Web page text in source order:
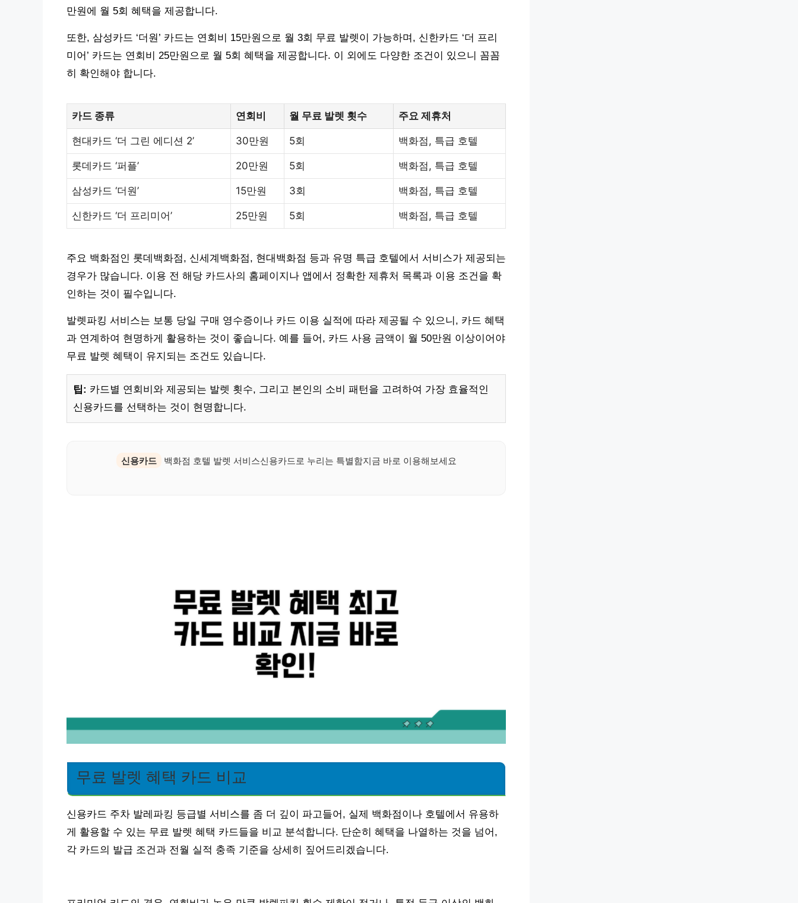
만원에 월 5회 혜택을 제공합니다.
또한, 삼성카드 ‘더원’ 카드는 연회비 15만원으로 월 3회 무료 발렛이 가능하며, 신한카드 ‘더 프리
미어’ 카드는 연회비 25만원으로 월 5회 혜택을 제공합니다. 이 외에도 다양한 조건이 있으니 꼼꼼
히 확인해야 합니다.
카드 종류 연회비 월 무료 발렛 횟수 주요 제휴처
현대카드 ‘더 그린 에디션 2’ 30만원 5회 백화점, 특급 호텔
롯데카드 ‘퍼플’ 20만원 5회 백화점, 특급 호텔
삼성카드 ‘더원’ 15만원 3회 백화점, 특급 호텔
신한카드 ‘더 프리미어’ 25만원 5회 백화점, 특급 호텔
주요 백화점인 롯데백화점, 신세계백화점, 현대백화점 등과 유명 특급 호텔에서 서비스가 제공되는
경우가 많습니다. 이용 전 해당 카드사의 홈페이지나 앱에서 정확한 제휴처 목록과 이용 조건을 확
인하는 것이 필수입니다.
발렛파킹 서비스는 보통 당일 구매 영수증이나 카드 이용 실적에 따라 제공될 수 있으니, 카드 혜택
과 연계하여 현명하게 활용하는 것이 좋습니다. 예를 들어, 카드 사용 금액이 월 50만원 이상이어야
무료 발렛 혜택이 유지되는 조건도 있습니다.
팁: 카드별 연회비와 제공되는 발렛 횟수, 그리고 본인의 소비 패턴을 고려하여 가장 효율적인
신용카드를 선택하는 것이 현명합니다.
신용카드 백화점 호텔 발렛 서비스신용카드로 누리는 특별함지금 바로 이용해보세요
무료 발렛 혜택 카드 비교
신용카드 주차 발레파킹 등급별 서비스를 좀 더 깊이 파고들어, 실제 백화점이나 호텔에서 유용하
게 활용할 수 있는 무료 발렛 혜택 카드들을 비교 분석합니다. 단순히 혜택을 나열하는 것을 넘어,
각 카드의 발급 조건과 전월 실적 충족 기준을 상세히 짚어드리겠습니다.